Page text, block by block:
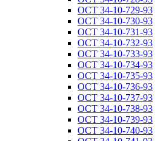
ОСТ 34-10-729-93
ОСТ 34-10-730-93
ОСТ 34-10-731-93
ОСТ 34-10-732-93
ОСТ 34-10-733-93
ОСТ 34-10-734-93
ОСТ 34-10-735-93
ОСТ 34-10-736-93
ОСТ 34-10-737-93
ОСТ 34-10-738-93
ОСТ 34-10-739-93
ОСТ 34-10-740-93